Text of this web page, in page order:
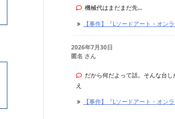
機械代はまだまだ先...
【事件】『Lソードアート・オン
2026年7月30日
匿名 さん
だから何だよって話。そんな台
え
【事件】『Lソードアート・オン